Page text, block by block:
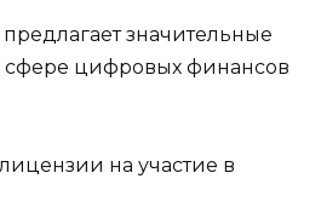
предлагает значительные
сфере цифровых финансов
на участие в